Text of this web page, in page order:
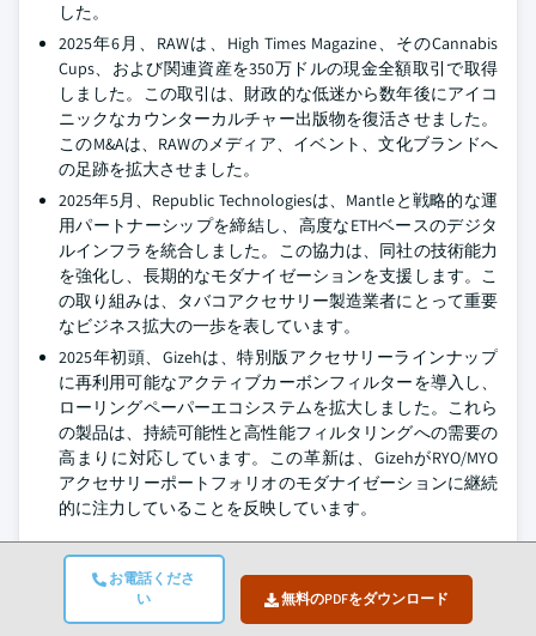
お電話くださ
い
無料のPDFをダウンロード
した。
2025年6月、RAWは、High Times Magazine、そのCannabis
Cups、および関連資産を350万ドルの現金全額取引で取得
しました。この取引は、財政的な低迷から数年後にアイコ
ニックなカウンターカルチャー出版物を復活させました。
このM&Aは、RAWのメディア、イベント、文化ブランドへ
の足跡を拡大させました。
2025年5月、Republic Technologiesは、Mantleと戦略的な運
用パートナーシップを締結し、高度なETHベースのデジタ
ルインフラを統合しました。この協力は、同社の技術能力
を強化し、長期的なモダナイゼーションを支援します。こ
の取り組みは、タバコアクセサリー製造業者にとって重要
なビジネス拡大の一歩を表しています。
2025年初頭、Gizehは、特別版アクセサリーラインナップ
に再利用可能なアクティブカーボンフィルターを導入し、
ローリングペーパーエコシステムを拡大しました。これら
の製品は、持続可能性と高性能フィルタリングへの需要の
高まりに対応しています。この革新は、GizehがRYO/MYO
アクセサリーポートフォリオのモダナイゼーションに継続
的に注力していることを反映しています。
喫煙アクセサリー市場調査レポートには、業界
の詳細な分析が含まれており、収益（USD
億）、単位数（百万単位）（2022年から2035年